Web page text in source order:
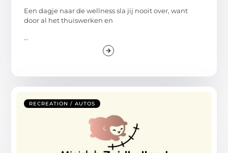
Een dagje naar de wellness sla jij nooit over, want
door al het thuiswerken en
...
RECREATION / AUTOS